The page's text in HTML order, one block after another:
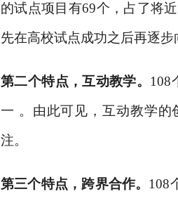
的试点项目有69个，占了将
先在高校试点成功之后再逐步
第二个特点，互动教学。 108
一 。由此可见，互动教学的
注。
第三个特点，跨界合作。 108